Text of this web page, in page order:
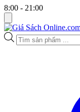
8:00 - 21:00
Tìm
kiếm